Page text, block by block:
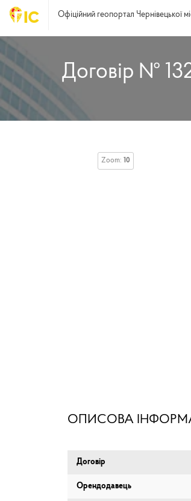
Офіційний геопортал Чернівецької
Договір №
Zoom: 10
ОПИСОВА
Договір
Орендодавець